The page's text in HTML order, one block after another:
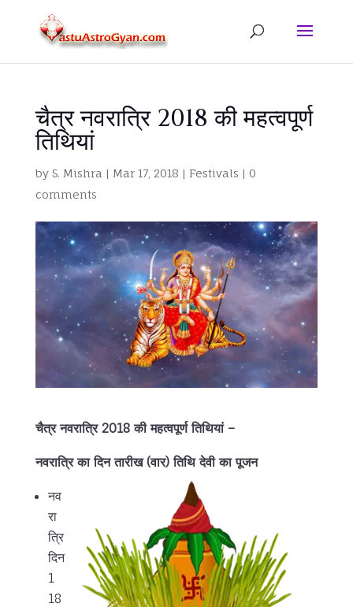
चैत्र नवरात्रि 2018 की महत्वपूर्ण
तिथियां
by S. Mishra | Mar 17, 2018 | Festivals | 0
comments
चैत्र नवरात्रि 2018 की महत्वपूर्ण तिथियां –
नवरात्रि का दिन तारीख (वार) तिथि देवी का पूजन
नव
रा
त्रि
दिन
1
18